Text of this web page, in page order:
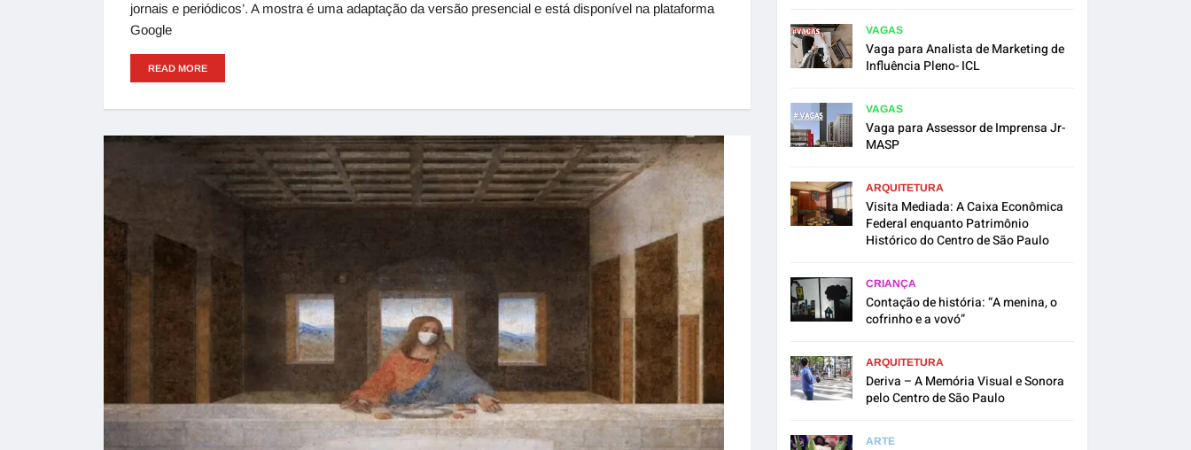
jornais e periódicos’. A mostra é uma adaptação da versão presencial e está disponível na plataforma
Google
READ MORE
VAGAS
Vaga para Analista de Marketing de
Influência Pleno- ICL
VAGAS
Vaga para Assessor de Imprensa Jr-
MASP
ARQUITETURA
Visita Mediada: A Caixa Econômica
Federal enquanto Patrimônio
Histórico do Centro de São Paulo
CRIANÇA
Contação de história: “A menina, o
cofrinho e a vovó”
ARQUITETURA
Deriva – A Memória Visual e Sonora
pelo Centro de São Paulo
ARTE